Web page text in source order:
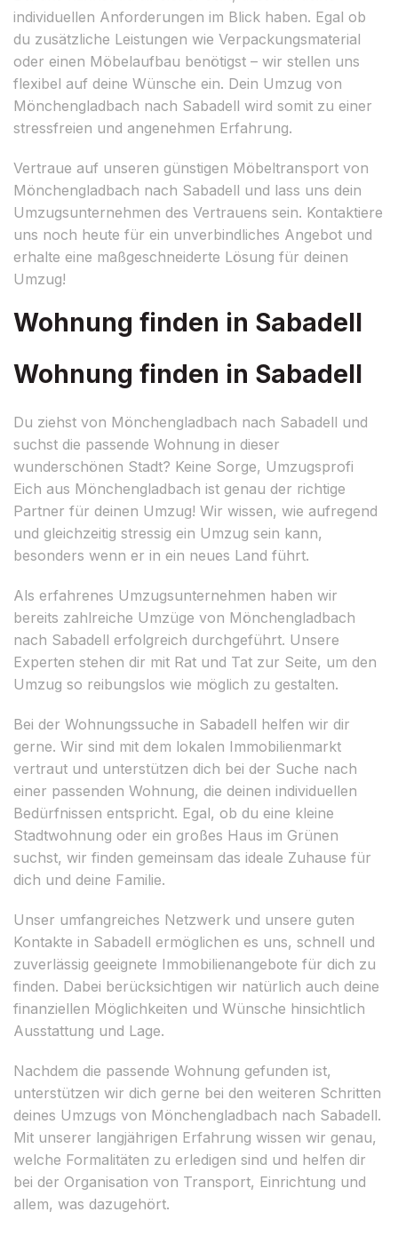
individuellen Anforderungen im Blick haben. Egal ob
du zusätzliche Leistungen wie Verpackungsmaterial
oder einen Möbelaufbau benötigst – wir stellen uns
flexibel auf deine Wünsche ein. Dein Umzug von
Mönchengladbach nach Sabadell wird somit zu einer
stressfreien und angenehmen Erfahrung.
Vertraue auf unseren günstigen Möbeltransport von
Mönchengladbach nach Sabadell und lass uns dein
Umzugsunternehmen des Vertrauens sein. Kontaktiere
uns noch heute für ein unverbindliches Angebot und
erhalte eine maßgeschneiderte Lösung für deinen
Umzug!
Wohnung finden in Sabadell
Wohnung finden in Sabadell
Du ziehst von Mönchengladbach nach Sabadell und
suchst die passende Wohnung in dieser
wunderschönen Stadt? Keine Sorge, Umzugsprofi
Eich aus Mönchengladbach ist genau der richtige
Partner für deinen Umzug! Wir wissen, wie aufregend
und gleichzeitig stressig ein Umzug sein kann,
besonders wenn er in ein neues Land führt.
Als erfahrenes Umzugsunternehmen haben wir
bereits zahlreiche Umzüge von Mönchengladbach
nach Sabadell erfolgreich durchgeführt. Unsere
Experten stehen dir mit Rat und Tat zur Seite, um den
Umzug so reibungslos wie möglich zu gestalten.
Bei der Wohnungssuche in Sabadell helfen wir dir
gerne. Wir sind mit dem lokalen Immobilienmarkt
vertraut und unterstützen dich bei der Suche nach
einer passenden Wohnung, die deinen individuellen
Bedürfnissen entspricht. Egal, ob du eine kleine
Stadtwohnung oder ein großes Haus im Grünen
suchst, wir finden gemeinsam das ideale Zuhause für
dich und deine Familie.
Unser umfangreiches Netzwerk und unsere guten
Kontakte in Sabadell ermöglichen es uns, schnell und
zuverlässig geeignete Immobilienangebote für dich zu
finden. Dabei berücksichtigen wir natürlich auch deine
finanziellen Möglichkeiten und Wünsche hinsichtlich
Ausstattung und Lage.
Nachdem die passende Wohnung gefunden ist,
unterstützen wir dich gerne bei den weiteren Schritten
deines Umzugs von Mönchengladbach nach Sabadell.
Mit unserer langjährigen Erfahrung wissen wir genau,
welche Formalitäten zu erledigen sind und helfen dir
bei der Organisation von Transport, Einrichtung und
allem, was dazugehört.